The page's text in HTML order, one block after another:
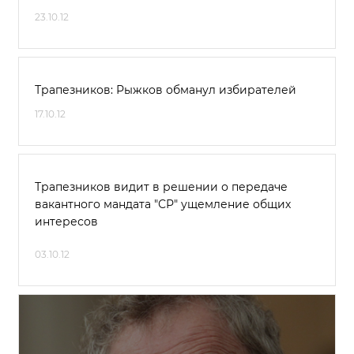
23.10.12
Трапезников: Рыжков обманул избирателей
17.10.12
Трапезников видит в решении о передаче
вакантного мандата "СР" ущемление общих
интересов
03.10.12